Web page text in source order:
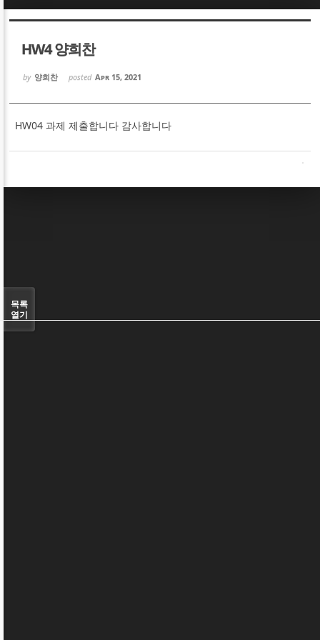
HW4 양희찬
by 양희찬 posted Apr 15, 2021
HW04 과제 제출합니다 감사합니다
목록
열기
Sketchbook5, 스케치북5
Sketchbook5, 스케치북5
Sketchbook5, 스케치북5
Sketchbook5, 스케치북5